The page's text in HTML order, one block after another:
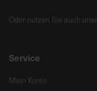
Oder nutzen Sie auch
Service
Mein Konto